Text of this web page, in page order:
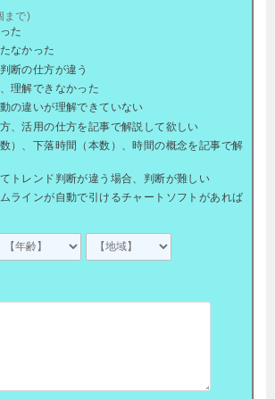
まで)
た
なかった
断の仕方が違う
理解できなかった
の違いが理解できていない
、活用の仕方を記事で解説して欲しい
）、下落時間（本数）、時間の概念を記事で解
トレンド判断が違う場合、判断が難しい
ラインが自動で引けるチャートソフトがあれば